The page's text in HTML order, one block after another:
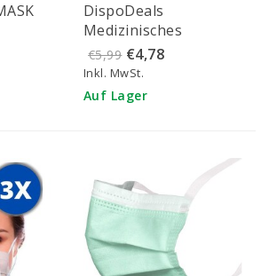
-
DispoDeals
Medizinisches
Gesichtsschild (1
Stück)
€5,99 €4,78
Inkl. MwSt.
Auf Lager